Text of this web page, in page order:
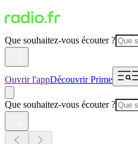
Que souhaitez-vous écouter ?
Ouvrir l'appDécouvrir Prime
Que souhaitez-vous écouter ?